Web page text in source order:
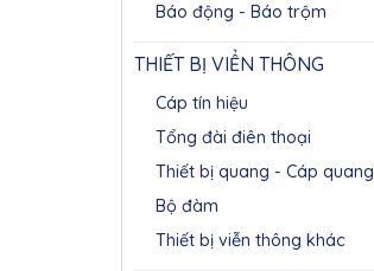
Báo động - Báo trộm
THIẾT BỊ VIỂN THÔNG
Cáp tín hiệu
Tổng đài điên thoại
Thiết bị quang - Cáp quang
Bộ đàm
Thiết bị viễn thông khác